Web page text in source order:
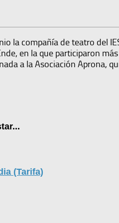
la compañía de teatro del
en la que participaron
a la Asociación Aprona,
(Tarifa)